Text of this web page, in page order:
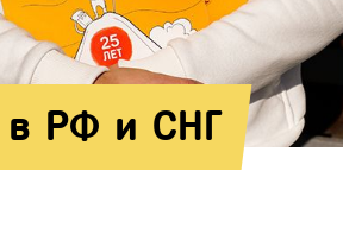
в РФ и СНГ